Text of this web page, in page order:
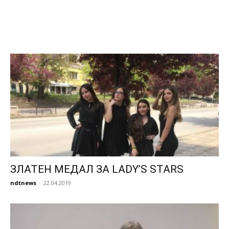
ЗЛАТЕН МЕДАЛ ЗА LADY’S STARS
ndtnews - 22.04.2019